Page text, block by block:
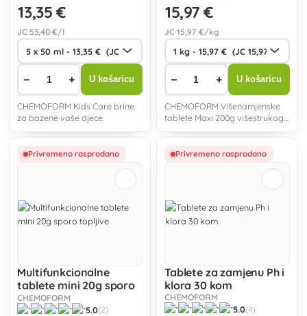
13,35 €
JC 53,40 €/l
− + U košaricu
CHEMOFORM Kids Care brine
za bazene vaše djece.
15,97 €
JC 15,97 €/kg
− + U košaricu
CHEMOFORM Višenamjenske
tablete Maxi 200g višestrukog
djelovanja namijenjene
bazenske vode.
Privremeno rasprodano
Multifunkcionalne
tablete mini 20g sporo
topljive
CHEMOFORM
5.0(2)
Privremeno rasprodano
Tablete za zamjenu Ph i
klora 30 kom
CHEMOFORM
5.0(4)